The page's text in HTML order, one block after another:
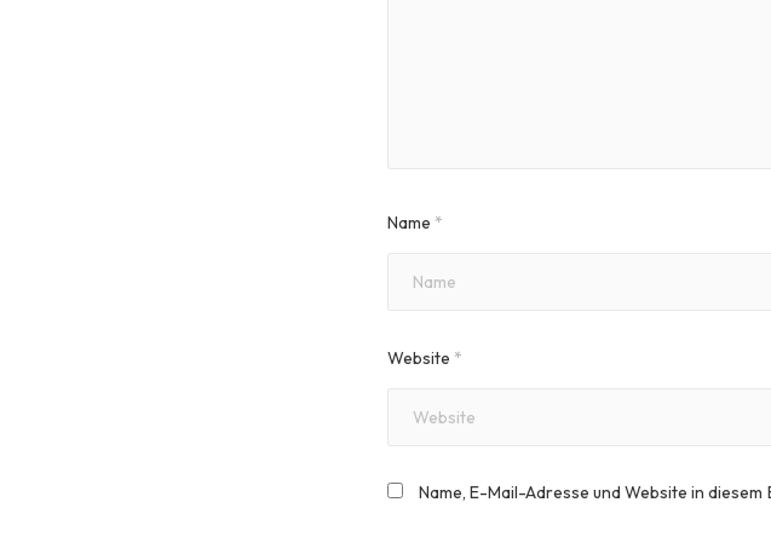
Name *
Website *
Name, E-Mail-Adresse und Website in